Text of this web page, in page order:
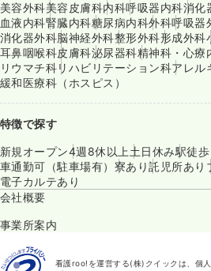
美容外科美容皮膚科内科呼吸器内科消化
血液内科腎臓内科糖尿病内科外科呼吸器
消化器外科脳神経外科整形外科形成外科
耳鼻咽喉科皮膚科泌尿器科精神科・心療
リウマチ科リハビリテーション科アレル
緩和医療科（ホスピス）
特徴で探す
新規オープン4週8休以上 土日休み駅徒
車通勤可（駐車場有） 寮あり託児所あり
電子カルテあり
会社概要
事業所案内
看護roo!を運営する(株)クイックは、個